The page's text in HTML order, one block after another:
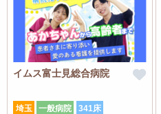
イムス富士見総合病院
埼玉 一般病院 341床